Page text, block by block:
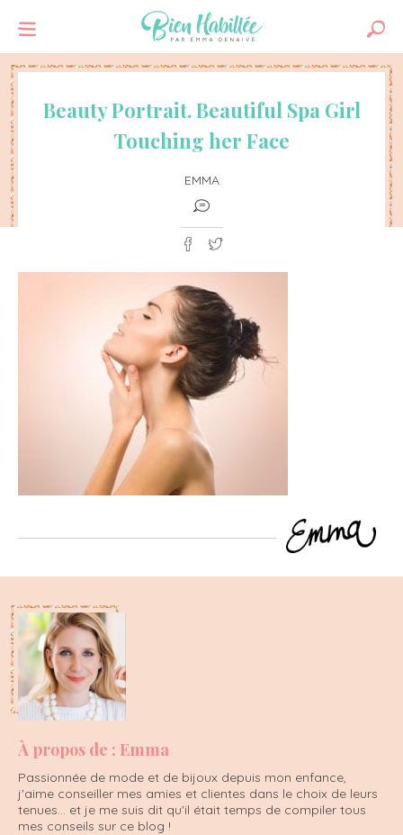
Beauty Portrait. Beautiful Spa Girl
Touching her Face
EMMA
À propos de : Emma
Passionnée de mode et de bijoux depuis mon enfance,
j'aime conseiller mes amies et clientes dans le choix de leurs
tenues... et je me suis dit qu'il était temps de compiler tous
mes conseils sur ce blog !